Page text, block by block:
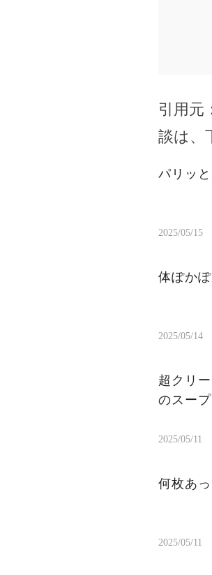
引用元
談は、
パリッ
2025/05/15
体ぽか
2025/05/14
超クリ
のスープ
2025/05/11
何枚あ
2025/05/11